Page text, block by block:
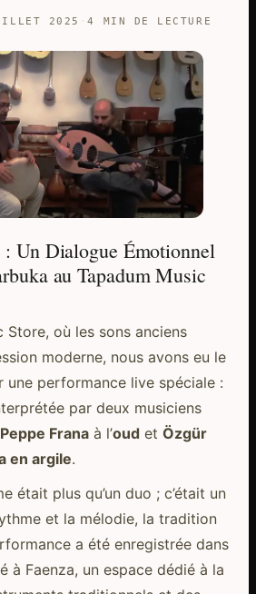
2025 ·4 MIN DE LECTURE
Un Dialogue Émotionnel
au Tapadum Music
Store, où les sons anciens
moderne, nous avons eu le
une performance live spéciale :
par deux musiciens
Peppe Franaà l’oudet Özgür
en argile.
était plus qu’un duo ; c’était un
et la mélodie, la tradition
a été enregistrée dans
à Faenza, un espace dédié à la